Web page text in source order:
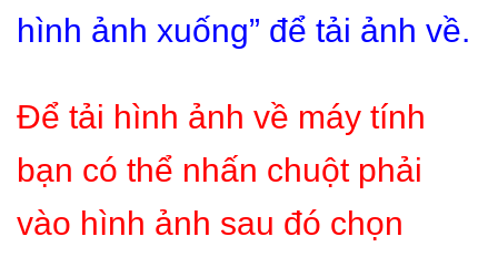
hình ảnh xuống” để tải ảnh về.
Để tải hình ảnh về máy tính
bạn có thể nhấn chuột phải
vào hình ảnh sau đó chọn